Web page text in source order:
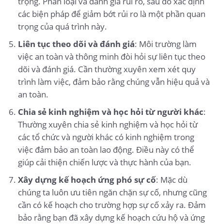
các biện pháp để giảm bớt rủi ro là một phần quan
trọng của quá trình này.
Liên tục theo dõi và đánh giá: Môi trường làm
việc an toàn và thông minh đòi hỏi sự liên tục theo
dõi và đánh giá. Cần thường xuyên xem xét quy
trình làm việc, đảm bảo rằng chúng vẫn hiệu quả và
an toàn.
Chia sẻ kinh nghiệm và học hỏi từ người khác:
Thường xuyên chia sẻ kinh nghiệm và học hỏi từ
các tổ chức và người khác có kinh nghiệm trong
việc đảm bảo an toàn lao động. Điều này có thể
giúp cải thiện chiến lược và thực hành của bạn.
Xây dựng kế hoạch ứng phó sự cố: Mặc dù
chúng ta luôn ưu tiên ngăn chặn sự cố, nhưng cũng
cần có kế hoạch cho trường hợp sự cố xảy ra. Đảm
bảo rằng bạn đã xây dựng kế hoạch cứu hộ và ứng